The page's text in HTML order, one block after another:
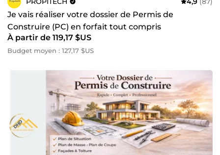
Je vais réaliser votre dossier de Permis de
Construire (PC) en forfait tout compris
À partir de 119,17 $US
Budget moyen : 127,17 $US